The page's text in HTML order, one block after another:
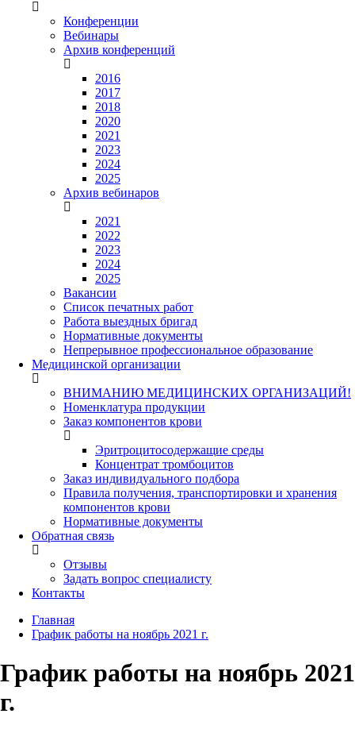
Конференции
Вебинары
Архив конференций
2016
2017
2018
2020
2021
2023
2024
2025
Архив вебинаров
2021
2022
2023
2024
2025
Вакансии
Список печатных работ
Работа выездных бригад
Нормативные документы
Непрерывное профессиональное образование
Медицинской организации
ВНИМАНИЮ МЕДИЦИНСКИХ ОРГАНИЗАЦИЙ!
Номенклатура продукции
Заказ компонентов крови
Эритроцитосодержащие среды
Концентрат тромбоцитов
Заказ индивидуального подбора
Правила получения, транспортировки и хранения
компонентов крови
Нормативные документы
Обратная связь
Отзывы
Задать вопрос специалисту
Контакты
Главная
График работы на ноябрь 2021 г.
График работы на ноябрь 2021
г.